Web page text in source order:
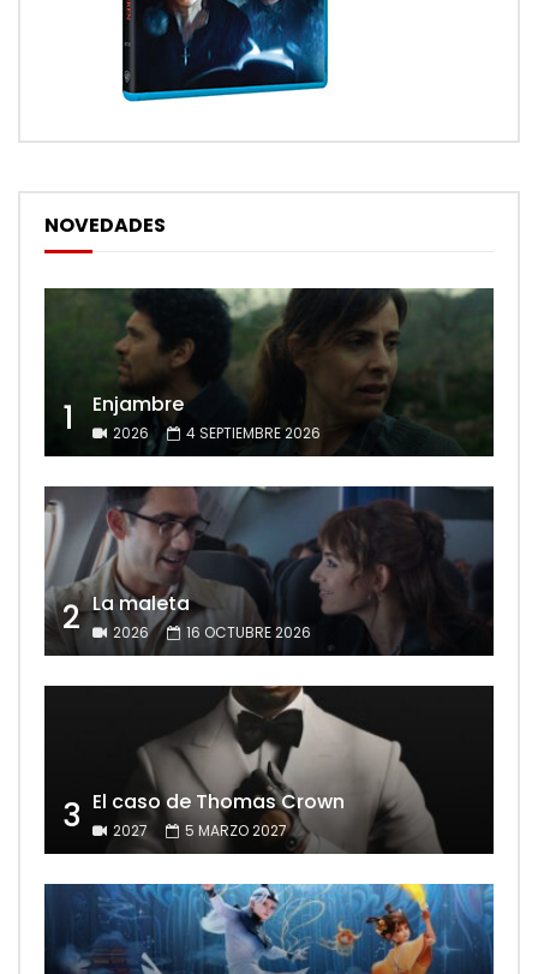
NOVEDADES
1 Enjambre
2026 4 SEPTIEMBRE 2026
2 La maleta
2026 16 OCTUBRE 2026
3 El caso de Thomas Crown
2027 5 MARZO 2027